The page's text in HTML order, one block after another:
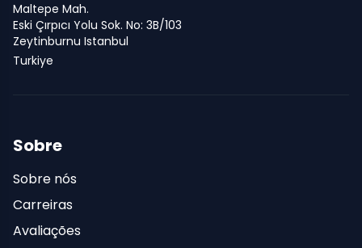
Maltepe Mah.
Eski Çırpıcı Yolu Sok. No: 3B/103
Zeytinburnu Istanbul
Turkiye
Sobre
Sobre nós
Carreiras
Avaliações